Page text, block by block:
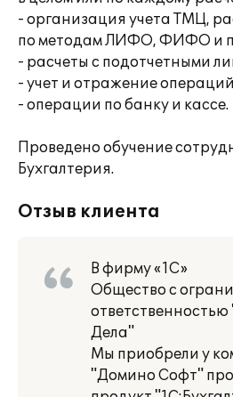
- организация учета ТМЦ,
по методам ЛИФО, ФИФО и
- расчеты с подотчетными
- учет и отражение
- операции по банку и кассе.
Проведено обучение
Бухгалтерия.
Отзыв клиента
В фирму «1С»
Общество с
Дела"
Мы приобрели у
"Домино Софт"